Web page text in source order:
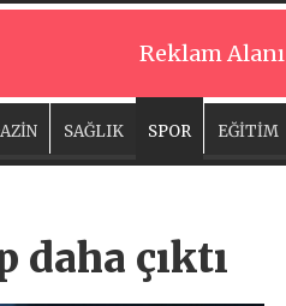
Reklam Alanı
SAĞLIK SPOR EĞİTİM
daha çıktı